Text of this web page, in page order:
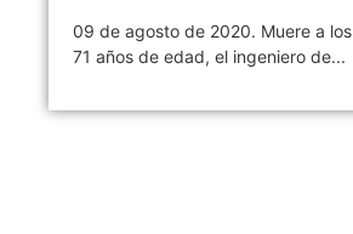
09 de agosto de 2020. Muere a los
71 años de edad, el ingeniero de...